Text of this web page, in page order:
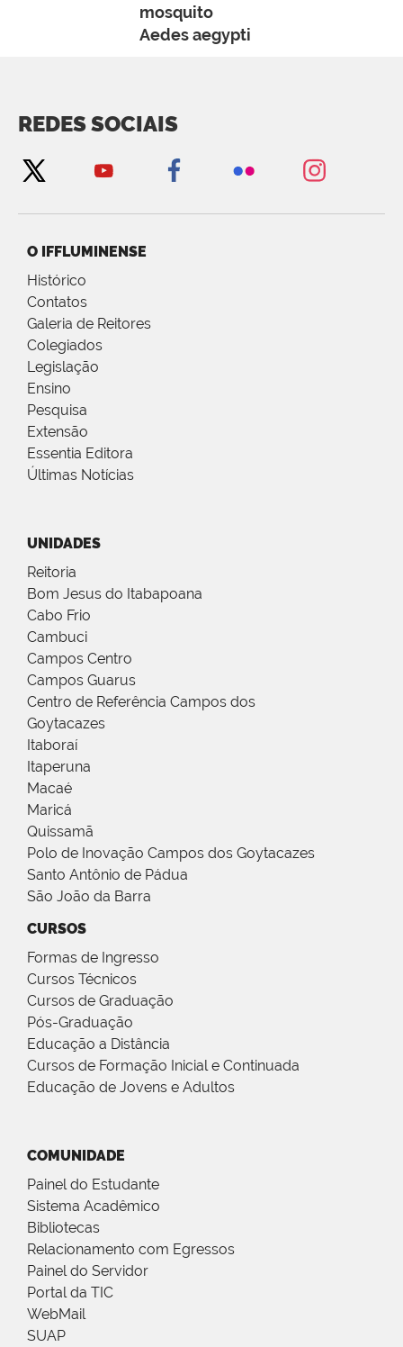
mosquito
Aedes aegypti
REDES SOCIAIS
O IFFLUMINENSE
Histórico
Contatos
Galeria de Reitores
Colegiados
Legislação
Ensino
Pesquisa
Extensão
Essentia Editora
Últimas Notícias
UNIDADES
Reitoria
Bom Jesus do Itabapoana
Cabo Frio
Cambuci
Campos Centro
Campos Guarus
Centro de Referência Campos dos
Goytacazes
Itaboraí
Itaperuna
Macaé
Maricá
Quissamã
Polo de Inovação Campos dos Goytacazes
Santo Antônio de Pádua
São João da Barra
CURSOS
Formas de Ingresso
Cursos Técnicos
Cursos de Graduação
Pós-Graduação
Educação a Distância
Cursos de Formação Inicial e Continuada
Educação de Jovens e Adultos
COMUNIDADE
Painel do Estudante
Sistema Acadêmico
Bibliotecas
Relacionamento com Egressos
Painel do Servidor
Portal da TIC
WebMail
SUAP